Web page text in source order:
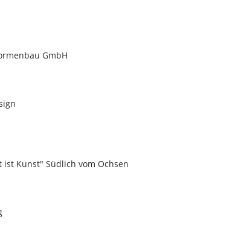
GmbH
Kunst" Südlich vom Ochsen